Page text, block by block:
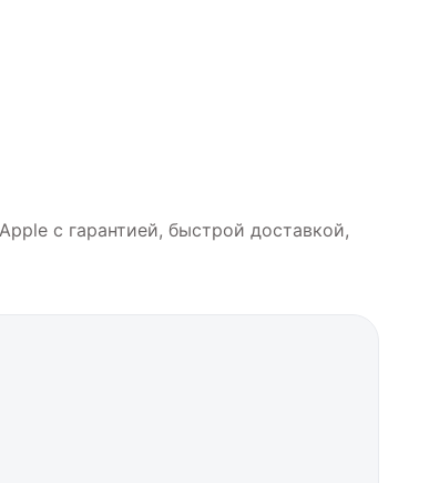
с гарантией, быстрой доставкой,